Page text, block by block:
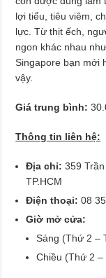
lợi tiểu, tiêu viêm,
lực. Từ thịt ếch,
ngon khác nhau
Singapore bạn mới
vậy.
Giá trung bình:
Thông tin liên hệ:
Địa chỉ:359
TP.HCM
Điện thoại:08
Giờ mở cửa:
Sáng (Thứ 2 –
Chiều (Thứ 2 –